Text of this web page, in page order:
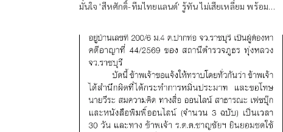
มั่นใจ 'สีหศักดิ์-ทีมไทยแลนด์' รู้ทัน ไม่เสียเหลี่ยม พร้อม